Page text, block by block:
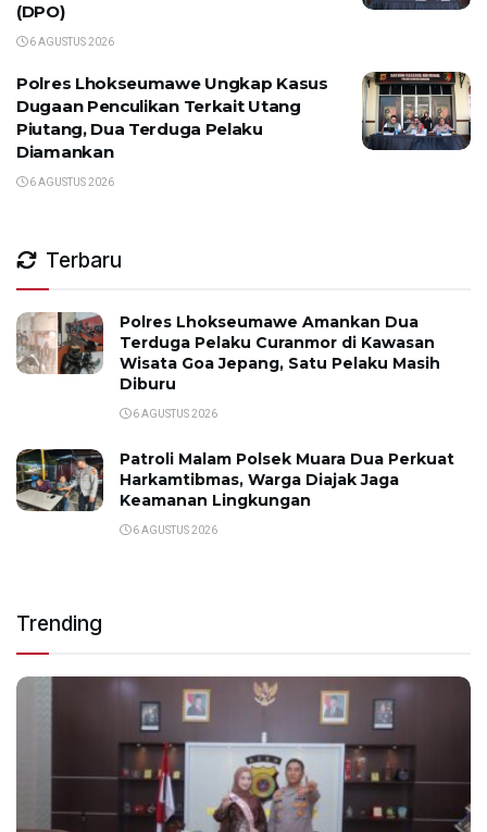
(DPO)
6 AGUSTUS 2026
Polres Lhokseumawe Ungkap Kasus
Dugaan Penculikan Terkait Utang
Piutang, Dua Terduga Pelaku
Diamankan
6 AGUSTUS 2026
Terbaru
Polres Lhokseumawe Amankan Dua
Terduga Pelaku Curanmor di Kawasan
Wisata Goa Jepang, Satu Pelaku Masih
Diburu
6 AGUSTUS 2026
Patroli Malam Polsek Muara Dua Perkuat
Harkamtibmas, Warga Diajak Jaga
Keamanan Lingkungan
6 AGUSTUS 2026
Trending